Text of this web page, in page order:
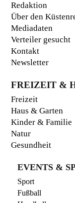
Redaktion
Über den
Mediadaten
Verteiler gesucht
Kontakt
Newsletter
FREIZEIT &
Freizeit
Haus & Garten
Kinder & Familie
Natur
Gesundheit
EVENTS &
Sport
Fußball